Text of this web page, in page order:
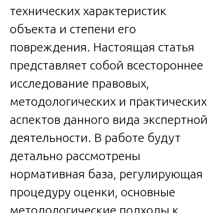
технических характеристик
объекта и степени его
повреждения. Настоящая статья
представляет собой всестороннее
исследование правовых,
методологических и практических
аспектов данного вида экспертной
деятельности. В работе будут
детально рассмотрены
нормативная база, регулирующая
процедуру оценки, основные
методологические подходы к